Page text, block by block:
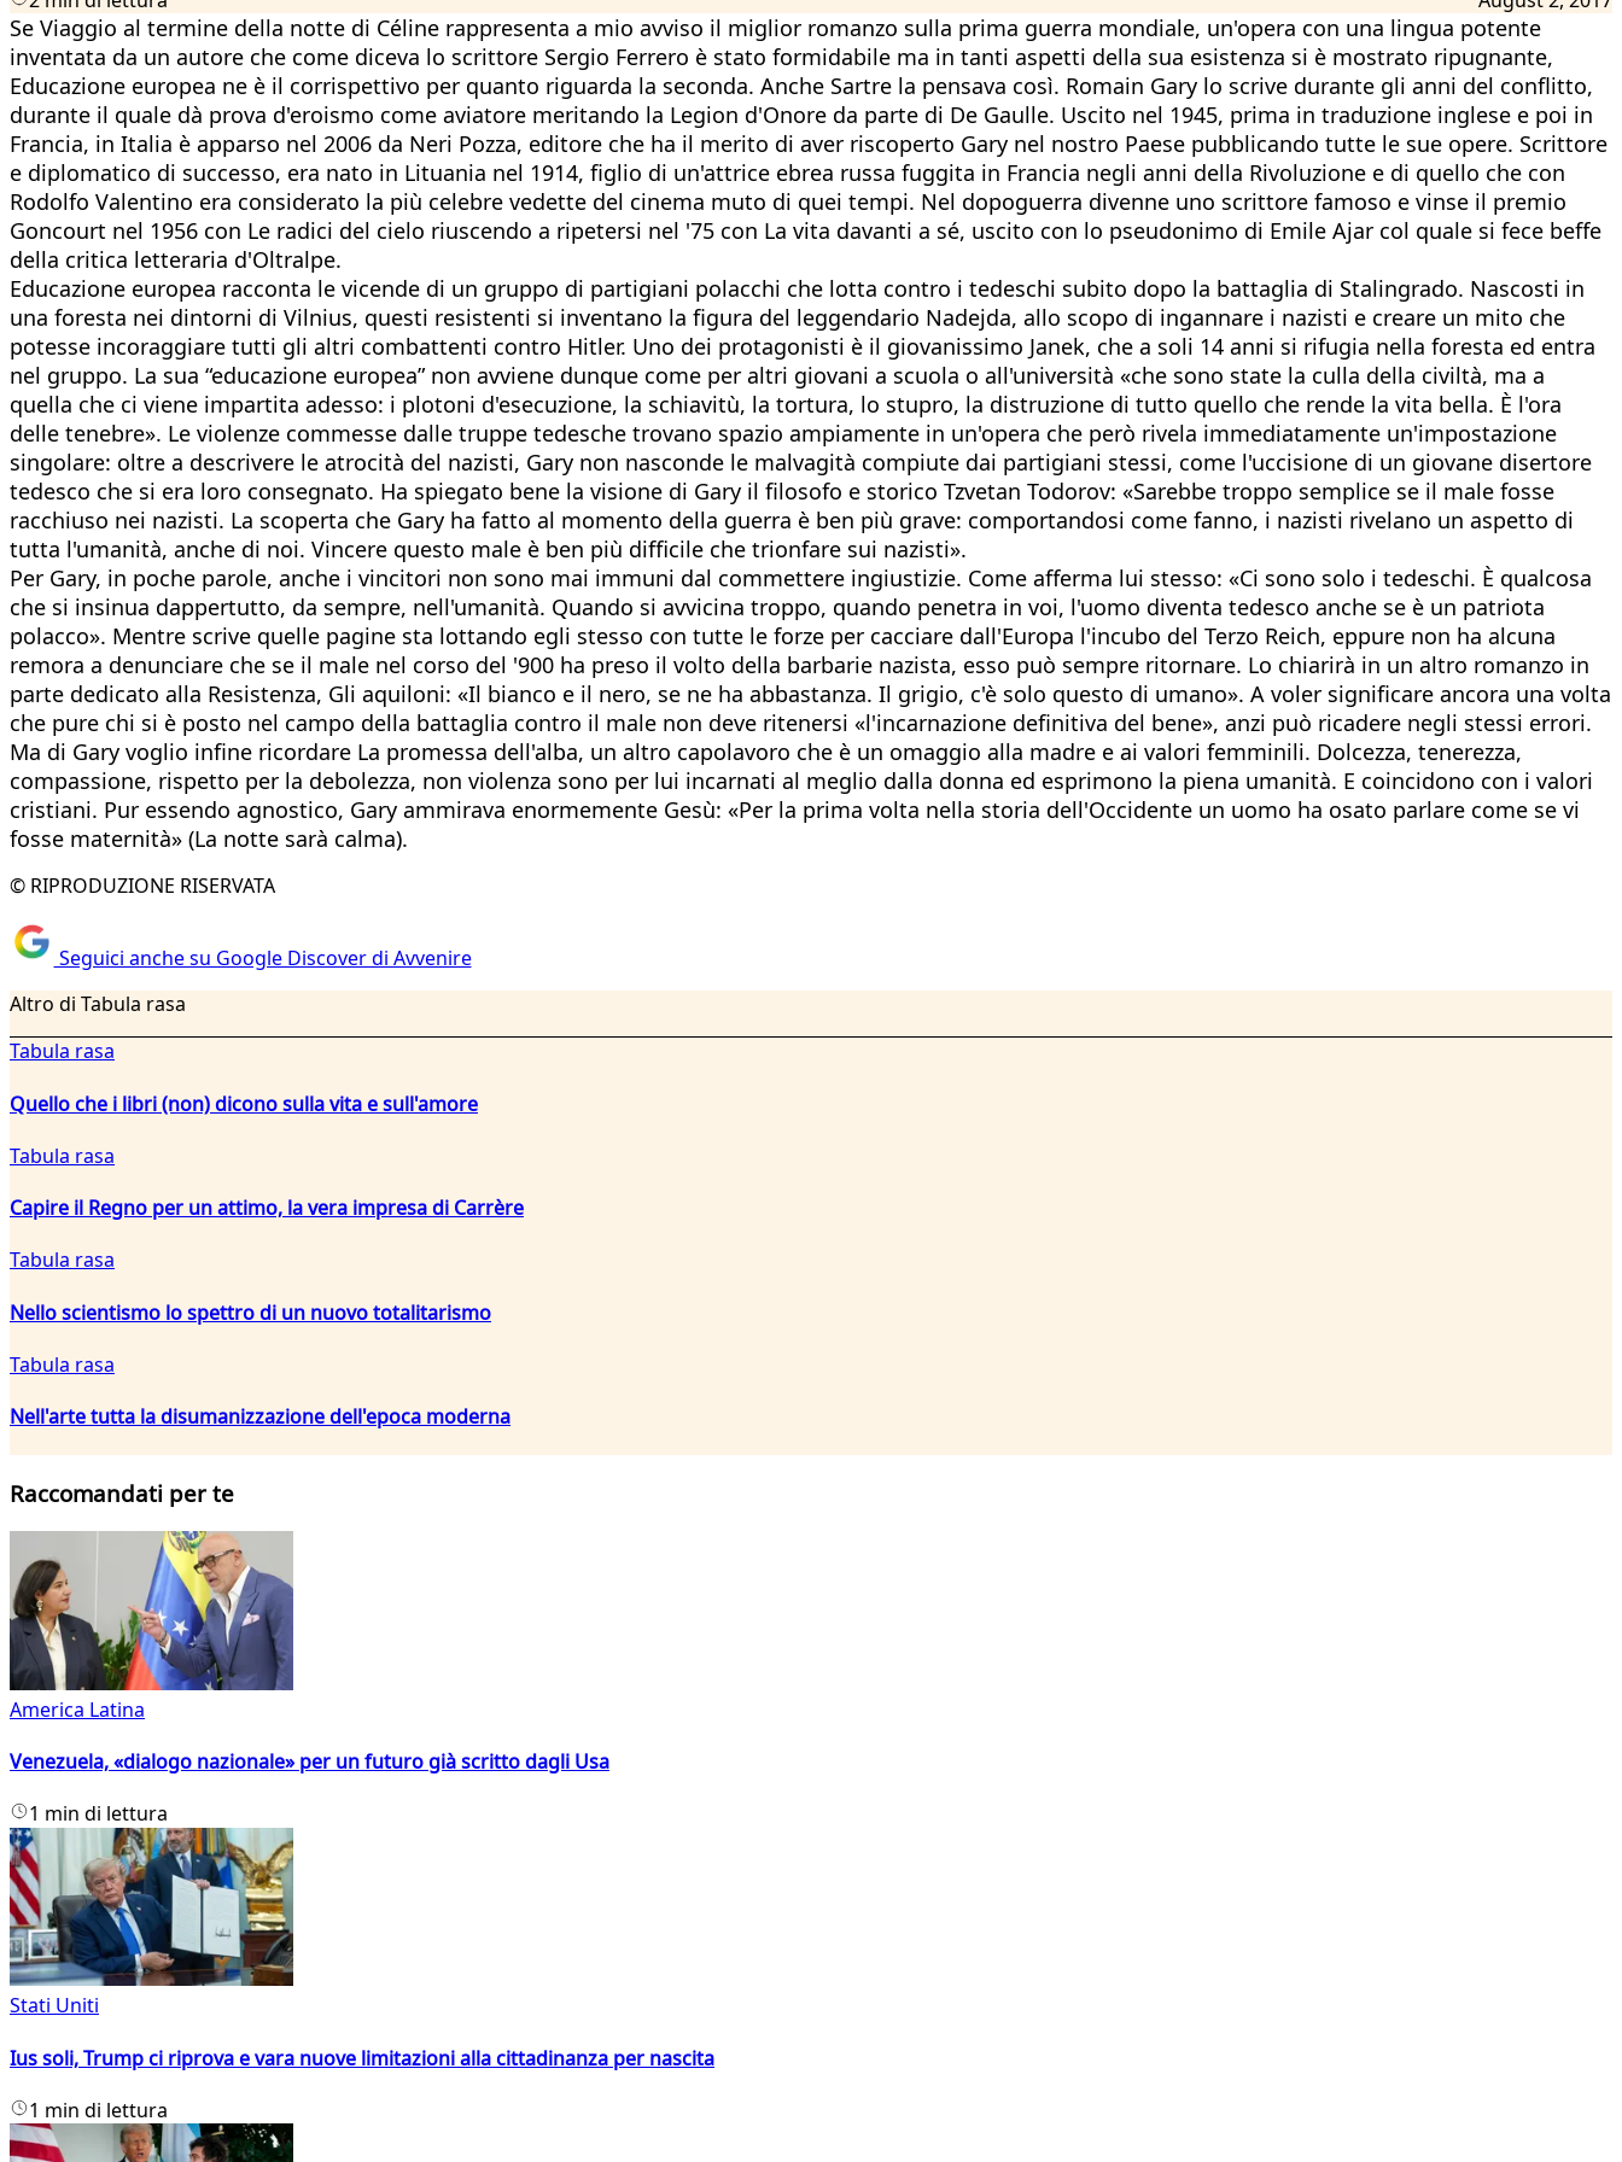
Se Viaggio al termine della notte di Céline rappresenta a mio avviso il miglior romanzo sulla prima guerra mondiale, un'opera con una lingua potente
inventata da un autore che come diceva lo scrittore Sergio Ferrero è stato formidabile ma in tanti aspetti della sua esistenza si è mostrato ripugnante,
Educazione europea ne è il corrispettivo per quanto riguarda la seconda. Anche Sartre la pensava così. Romain Gary lo scrive durante gli anni del conflitto,
durante il quale dà prova d'eroismo come aviatore meritando la Legion d'Onore da parte di De Gaulle. Uscito nel 1945, prima in traduzione inglese e poi in
Francia, in Italia è apparso nel 2006 da Neri Pozza, editore che ha il merito di aver riscoperto Gary nel nostro Paese pubblicando tutte le sue opere. Scrittore
e diplomatico di successo, era nato in Lituania nel 1914, figlio di un'attrice ebrea russa fuggita in Francia negli anni della Rivoluzione e di quello che con
Rodolfo Valentino era considerato la più celebre vedette del cinema muto di quei tempi. Nel dopoguerra divenne uno scrittore famoso e vinse il premio
Goncourt nel 1956 con Le radici del cielo riuscendo a ripetersi nel '75 con La vita davanti a sé, uscito con lo pseudonimo di Emile Ajar col quale si fece beffe
della critica letteraria d'Oltralpe.
Educazione europea racconta le vicende di un gruppo di partigiani polacchi che lotta contro i tedeschi subito dopo la battaglia di Stalingrado. Nascosti in
una foresta nei dintorni di Vilnius, questi resistenti si inventano la figura del leggendario Nadejda, allo scopo di ingannare i nazisti e creare un mito che
potesse incoraggiare tutti gli altri combattenti contro Hitler. Uno dei protagonisti è il giovanissimo Janek, che a soli 14 anni si rifugia nella foresta ed entra
nel gruppo. La sua “educazione europea” non avviene dunque come per altri giovani a scuola o all'università «che sono state la culla della civiltà, ma a
quella che ci viene impartita adesso: i plotoni d'esecuzione, la schiavitù, la tortura, lo stupro, la distruzione di tutto quello che rende la vita bella. È l'ora
delle tenebre». Le violenze commesse dalle truppe tedesche trovano spazio ampiamente in un'opera che però rivela immediatamente un'impostazione
singolare: oltre a descrivere le atrocità del nazisti, Gary non nasconde le malvagità compiute dai partigiani stessi, come l'uccisione di un giovane disertore
tedesco che si era loro consegnato. Ha spiegato bene la visione di Gary il filosofo e storico Tzvetan Todorov: «Sarebbe troppo semplice se il male fosse
racchiuso nei nazisti. La scoperta che Gary ha fatto al momento della guerra è ben più grave: comportandosi come fanno, i nazisti rivelano un aspetto di
tutta l'umanità, anche di noi. Vincere questo male è ben più difficile che trionfare sui nazisti».
Per Gary, in poche parole, anche i vincitori non sono mai immuni dal commettere ingiustizie. Come afferma lui stesso: «Ci sono solo i tedeschi. È qualcosa
che si insinua dappertutto, da sempre, nell'umanità. Quando si avvicina troppo, quando penetra in voi, l'uomo diventa tedesco anche se è un patriota
polacco». Mentre scrive quelle pagine sta lottando egli stesso con tutte le forze per cacciare dall'Europa l'incubo del Terzo Reich, eppure non ha alcuna
remora a denunciare che se il male nel corso del '900 ha preso il volto della barbarie nazista, esso può sempre ritornare. Lo chiarirà in un altro romanzo in
parte dedicato alla Resistenza, Gli aquiloni: «Il bianco e il nero, se ne ha abbastanza. Il grigio, c'è solo questo di umano». A voler significare ancora una volta
che pure chi si è posto nel campo della battaglia contro il male non deve ritenersi «l'incarnazione definitiva del bene», anzi può ricadere negli stessi errori.
Ma di Gary voglio infine ricordare La promessa dell'alba, un altro capolavoro che è un omaggio alla madre e ai valori femminili. Dolcezza, tenerezza,
compassione, rispetto per la debolezza, non violenza sono per lui incarnati al meglio dalla donna ed esprimono la piena umanità. E coincidono con i valori
cristiani. Pur essendo agnostico, Gary ammirava enormemente Gesù: «Per la prima volta nella storia dell'Occidente un uomo ha osato parlare come se vi
fosse maternità» (La notte sarà calma).
© RIPRODUZIONE RISERVATA
Seguici anche su Google Discover di Avvenire
Altro di Tabula rasa
Tabula rasa
Quello che i libri (non) dicono sulla vita e sull'amore
Tabula rasa
Capire il Regno per un attimo, la vera impresa di Carrère
Tabula rasa
Nello scientismo lo spettro di un nuovo totalitarismo
Tabula rasa
Nell'arte tutta la disumanizzazione dell'epoca moderna
Raccomandati per te
America Latina
Venezuela, «dialogo nazionale» per un futuro già scritto dagli Usa
1 min di lettura
Stati Uniti
Ius soli, Trump ci riprova e vara nuove limitazioni alla cittadinanza per nascita
1 min di lettura